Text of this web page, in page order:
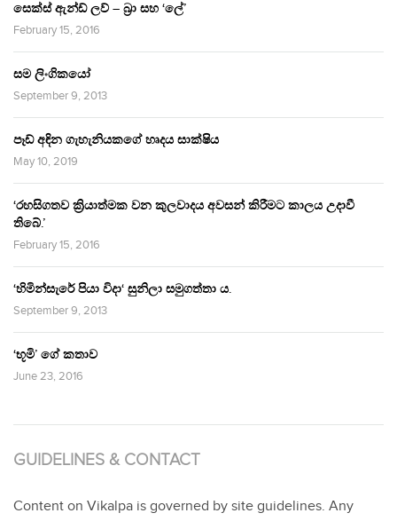
සෙක්ස් ඇන්ඩ් ලව් – බ්‍රා සහ ‘ලේ’
February 15, 2016
සම ලිංගිකයෝ
September 9, 2013
පෑඩ් අඳින ගැහැනියකගේ හෘදය සාක්ෂිය
May 10, 2019
‘රහසිගතව ක්‍රියාත්මක වන කුලවාදය අවසන් කිරීමට කාලය උදාවී
තිබේ.’
February 15, 2016
‘හිමින්සැරේ පියා විදා‘ සුනිලා සමුගත්තා ය.
September 9, 2013
‘භූමි’ ගේ කතාව
June 23, 2016
GUIDELINES & CONTACT
Content on Vikalpa is governed by site guidelines. Any